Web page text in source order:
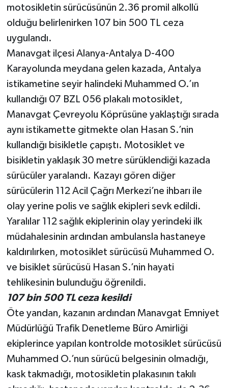
motosikletin sürücüsünün 2.36 promil alkollü
olduğu belirlenirken 107 bin 500 TL ceza
uygulandı.
Manavgat ilçesi Alanya-Antalya D-400
Karayolunda meydana gelen kazada, Antalya
istikametine seyir halindeki Muhammed O.’ın
kullandığı 07 BZL 056 plakalı motosiklet,
Manavgat Çevreyolu Köprüsüne yaklaştığı sırada
aynı istikamette gitmekte olan Hasan S.’nin
kullandığı bisikletle çapıştı. Motosiklet ve
bisikletin yaklaşık 30 metre sürüklendiği kazada
sürücüler yaralandı. Kazayı gören diğer
sürücülerin 112 Acil Çağrı Merkezi’ne ihbarı ile
olay yerine polis ve sağlık ekipleri sevk edildi.
Yaralılar 112 sağlık ekiplerinin olay yerindeki ilk
müdahalesinin ardından ambulansla hastaneye
kaldırılırken, motosiklet sürücüsü Muhammed O.
ve bisiklet sürücüsü Hasan S.’nin hayati
tehlikesinin bulunduğu öğrenildi.
107 bin 500 TL ceza kesildi
Öte yandan, kazanın ardından Manavgat Emniyet
Müdürlüğü Trafik Denetleme Büro Amirliği
ekiplerince yapılan kontrolde motosiklet sürücüsü
Muhammed O.’nun sürücü belgesinin olmadığı,
kask takmadığı, motosikletin plakasının takılı
Turizm
Yaşam